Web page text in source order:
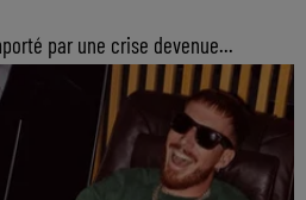
par une crise devenue...